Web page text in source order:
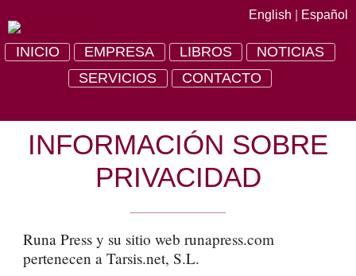
English Español
INICIO EMPRESA LIBROS
NOTICIAS
SERVICIOS
CONTACTO
INFORMACIÓN SOBRE
PRIVACIDAD
Runa Press y su sitio web runapress.com
pertenecen a Tarsis.net, S.L.